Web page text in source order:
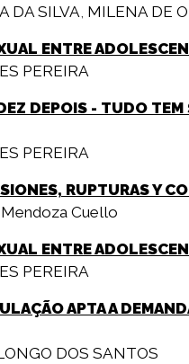
DA SILVA, MILENA DE
ENTRE
PEREIRA
DEPOIS - TUDO
PEREIRA
RUPTURAS Y
Mendoza Cuello
ENTRE
PEREIRA
APTA A
DOS SANTOS